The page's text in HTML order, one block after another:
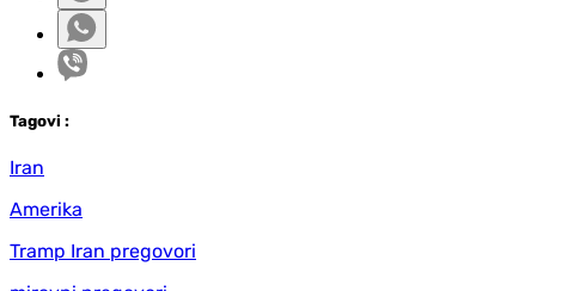
Tagovi :
Iran
Amerika
Tramp Iran pregovori